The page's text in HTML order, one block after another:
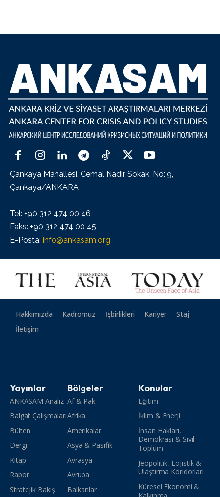
Çankaya Mahallesi, Cemal Nadir Sokak, No: 9,
Çankaya/ANKARA
Tel: +90 312 474 00 46
Faks: +90 312 474 00 45
E-Posta: info@ankasam.org
Hakkımızda Kadromuz İşbirlikleri Kariyer
Staj
İletişim
Yayınlar
ANKASAM Analiz
Balgat Çalışmaları
Bülten
Dergi
Kitap
Rapor
Stratejik Bakış
Bölgeler
Af & Pak
Afrika
Amerikalar
Asya & Pasifik
Avrasya
Avrupa
Balkanlar
Konular
Eğitim
İklim & Enerji
İnsan Hakları,
Demokrasi & Sivil
Toplum
Jeopolitik, Lojistik &
Ulaştırma Koridorları
Küresel Ekonomi &
Kalkınma